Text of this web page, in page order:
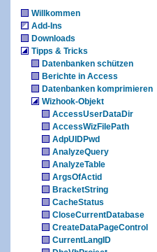
Willkommen
Add-Ins
Downloads
Tipps & Tricks
Datenbanken schützen
Berichte in Access
Datenbanken komprimieren
Wizhook-Objekt
AccessUserDataDir
AccessWizFilePath
AdpUIDPwd
AnalyzeQuery
AnalyzeTable
ArgsOfActid
BracketString
CacheStatus
CloseCurrentDatabase
CreateDataPageControl
CurrentLangID